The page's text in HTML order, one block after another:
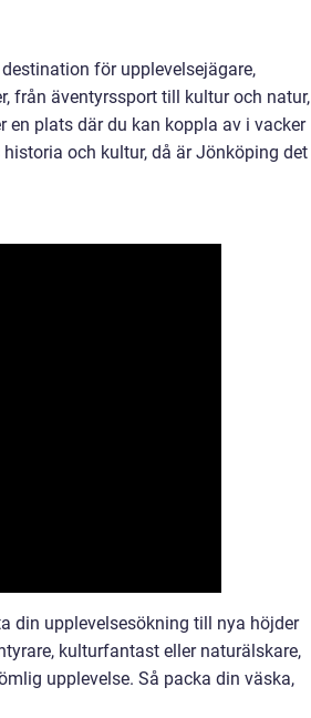
för upplevelsejägare,
från äventyrssport till kultur och natur,
en plats där du kan koppla av i vacker
och kultur, då är Jönköping det
din upplevelsesökning till nya höjder
kulturfantast eller naturälskare,
upplevelse. Så packa din väska,